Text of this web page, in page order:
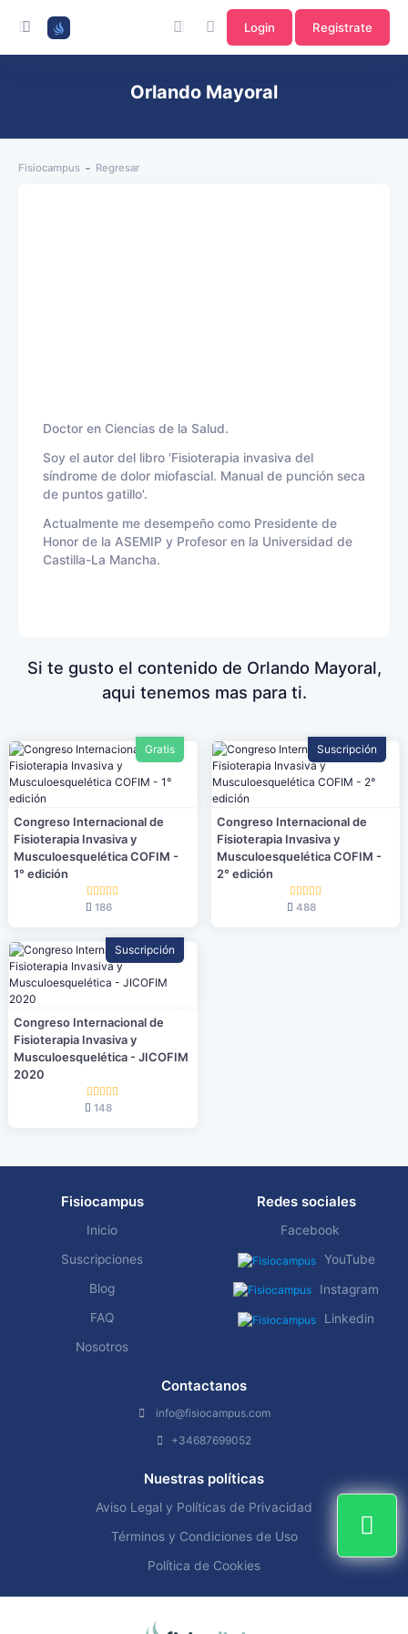
Login Registrate
Orlando Mayoral
Fisiocampus Regresar
Doctor en Ciencias de la Salud.
Soy el autor del libro 'Fisioterapia invasiva del
síndrome de dolor miofascial. Manual de punción seca
de puntos gatillo'.
Actualmente me desempeño como Presidente de
Honor de la ASEMIP y Profesor en la Universidad de
Castilla-La Mancha.
Si te gusto el contenido de Orlando Mayoral,
aqui tenemos mas para ti.
Gratis
Congreso Internacional de
Fisioterapia Invasiva y
Musculoesquelética COFIM -
1° edición
186
Suscripción
Congreso Internacional de
Fisioterapia Invasiva y
Musculoesquelética COFIM -
2° edición
488
Suscripción
Congreso Internacional de
Fisioterapia Invasiva y
Musculoesquelética - JICOFIM
2020
148
Fisiocampus
Inicio
Suscripciones
Blog
FAQ
Nosotros
Redes sociales
Facebook
YouTube
Instagram
Linkedin
Contactanos
info@fisiocampus.com
+34687699052
Nuestras políticas
Aviso Legal y Políticas de Privacidad
Términos y Condiciones de Uso
Política de Cookies